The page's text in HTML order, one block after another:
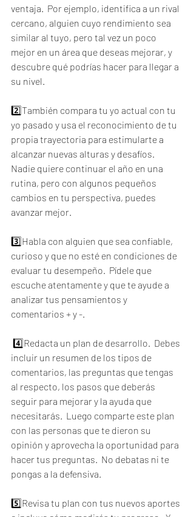
ventaja.  Por ejemplo, identifica a un rival
cercano, alguien cuyo rendimiento sea
similar al tuyo, pero tal vez un poco
mejor en un área que deseas mejorar, y
descubre qué podrías hacer para llegar a
su nivel.
2️⃣También compara tu yo actual con tu
yo pasado y usa el reconocimiento de tu
propia trayectoria para estimularte a
alcanzar nuevas alturas y desafíos.
Nadie quiere continuar el año en una
rutina, pero con algunos pequeños
cambios en tu perspectiva, puedes
avanzar mejor.
3️⃣Habla con alguien que sea confiable,
curioso y que no esté en condiciones de
evaluar tu desempeño.  Pídele que
escuche atentamente y que te ayude a
analizar tus pensamientos y
comentarios + y -.
incluir un resumen de los tipos de
comentarios, las preguntas que tengas
al respecto, los pasos que deberás
seguir para mejorar y la ayuda que
necesitarás.  Luego comparte este plan
con las personas que te dieron su
opinión y aprovecha la oportunidad para
hacer tus preguntas.  No debatas ni te
pongas a la defensiva.
5️⃣Revisa tu plan con tus nuevos aportes